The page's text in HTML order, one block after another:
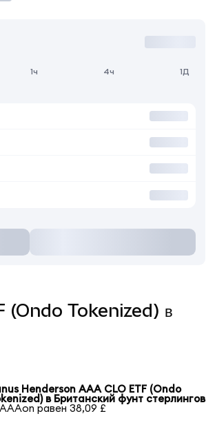
1ч 4ч 1Д
(Ondo Tokenized) в
Henderson AAA CLO ETF (Ondo
в Британский фунт стерлингов
равен 38,09 £